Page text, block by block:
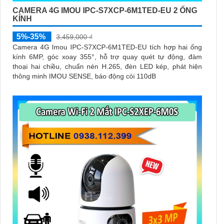
CAMERA 4G IMOU IPC-S7XCP-6M1TED-EU 2 ỐNG
KÍNH
5%-35%
3,459,000 ₫
Camera 4G Imou IPC-S7XCP-6M1TED-EU tích hợp hai ống
kính 6MP, góc xoay 355°, hỗ trợ quay quét tự động, đàm
thoại hai chiều, chuẩn nén H.265, đèn LED kép, phát hiện
thông minh IMOU SENSE, báo động còi 110dB